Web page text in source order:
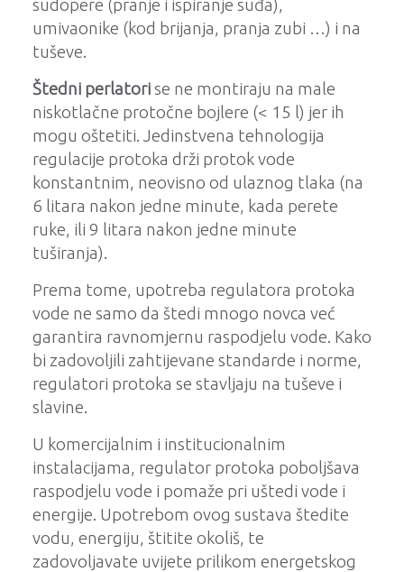
sudopere (pranje i ispiranje suđa),
umivaonike (kod brijanja, pranja zubi …) i na
tuševe.
Štedni perlatorise ne montiraju na male
niskotlačne protočne bojlere (< 15 l) jer ih
mogu oštetiti. Jedinstvena tehnologija
regulacije protoka drži protok vode
konstantnim, neovisno od ulaznog tlaka (na
6 litara nakon jedne minute, kada perete
ruke, ili 9 litara nakon jedne minute
tuširanja).
Prema tome, upotreba regulatora protoka
vode ne samo da štedi mnogo novca već
garantira ravnomjernu raspodjelu vode. Kako
bi zadovoljili zahtijevane standarde i norme,
regulatori protoka se stavljaju na tuševe i
slavine.
U komercijalnim i institucionalnim
instalacijama, regulator protoka poboljšava
raspodjelu vode i pomaže pri uštedi vode i
energije. Upotrebom ovog sustava štedite
vodu, energiju, štitite okoliš, te
zadovoljavate uvijete prilikom energetskog